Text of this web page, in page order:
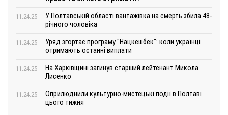
11.24.25
У Полтавській області вантажівка на смерть збила 48-
річного чоловіка
11.24.25
Уряд згортає програму "Нацкешбек": коли українці
отримають останні виплати
11.24.25
На Харківщині загинув старший лейтенант Микола
Лисенко
11.24.25
Оприлюднили культурно-мистецькі події в Полтаві
цього тижня